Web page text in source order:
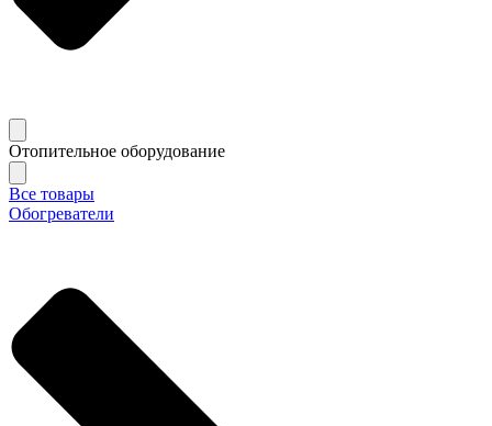
Отопительное оборудование
Все товары
Обогреватели